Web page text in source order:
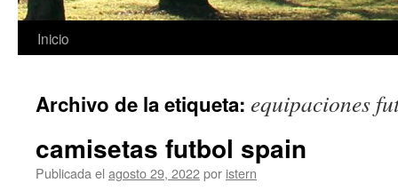
Saltar
contenido
Inicio
Archivo de la etiqueta: equipaciones
camisetas futbol spain
Publicada el agosto 29, 2022por istern